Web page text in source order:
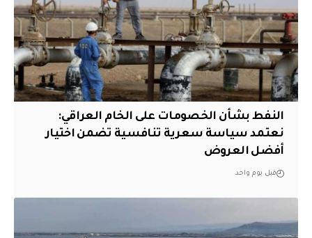
النفط بشأن الخصومات على الخام العراقي:
نعتمد سياسة سعرية تنافسية تضمن اختيار
أفضل العروض
قبل يوم واحد